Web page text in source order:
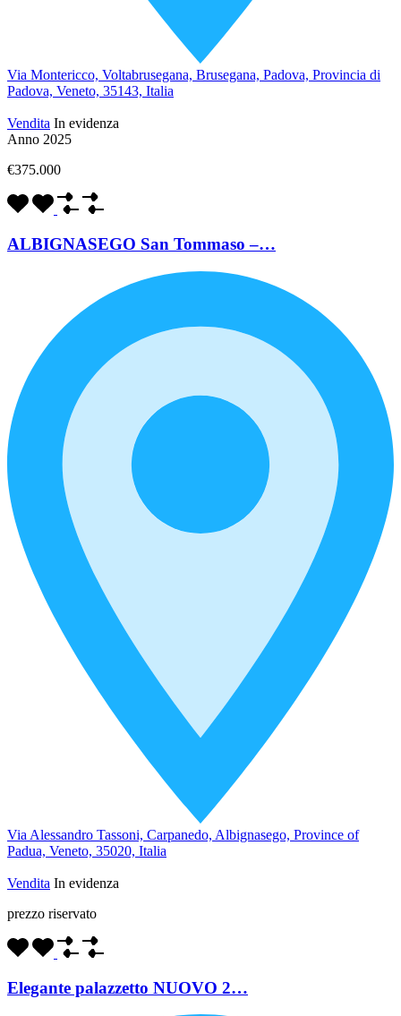
Via Montericco, Voltabrusegana, Brusegana, Padova, Provincia di
Padova, Veneto, 35143, Italia
Vendita In evidenza
Anno 2025
€375.000
ALBIGNASEGO San Tommaso –…
Via Alessandro Tassoni, Carpanedo, Albignasego, Province of
Padua, Veneto, 35020, Italia
Vendita In evidenza
prezzo riservato
Elegante palazzetto NUOVO 2…